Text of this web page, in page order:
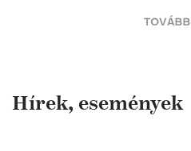
TOVÁBB
Hírek, események